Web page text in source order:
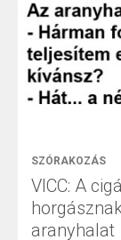
SZÓRAKOZÁS
VICC: A
aranyhalat